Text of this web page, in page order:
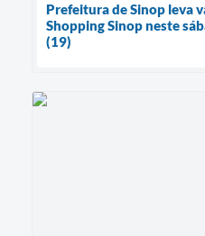
Prefeitura de Sinop leva
Shopping Sinop neste
(19)